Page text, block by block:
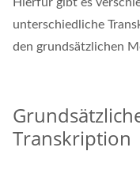
unterschiedliche
den grundsätzlichen
Transkription